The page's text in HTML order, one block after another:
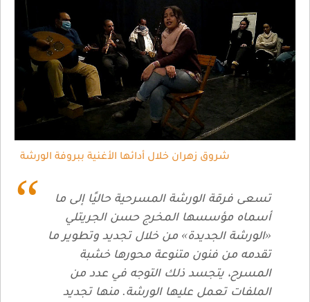
شروق زهران خلال أدائها الأغنية ببروفة الورشة
فرقة الورشة المسرحية حاليًا إلى ما
مؤسسها المخرج حسن الجريتلي
الجديدة» من خلال تجديد وتطوير ما
من فنون متنوعة محورها خشبة
يتجسد ذلك التوجه في عدد من
تعمل عليها الورشة. منها تجديد